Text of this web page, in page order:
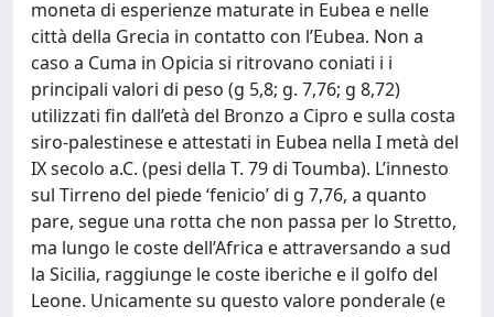
moneta di esperienze maturate in Eubea e nelle
città della Grecia in contatto con l’Eubea. Non a
caso a Cuma in Opicia si ritrovano coniati i i
principali valori di peso (g 5,8; g. 7,76; g 8,72)
utilizzati fin dall’età del Bronzo a Cipro e sulla costa
siro-palestinese e attestati in Eubea nella I metà del
IX secolo a.C. (pesi della T. 79 di Toumba). L’innesto
sul Tirreno del piede ‘fenicio’ di g 7,76, a quanto
pare, segue una rotta che non passa per lo Stretto,
ma lungo le coste dell’Africa e attraversando a sud
la Sicilia, raggiunge le coste iberiche e il golfo del
Leone. Unicamente su questo valore ponderale (e